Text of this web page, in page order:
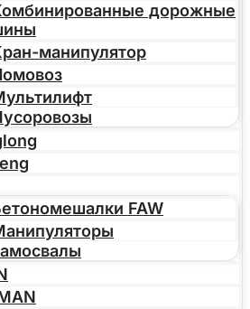
дорожные
манипулятор
FAW